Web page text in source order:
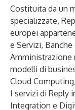
Costituita da un
specializzate,
europei
e Servizi,
Amministrazione
modelli di
Cloud
I servizi di Reply
Integration e